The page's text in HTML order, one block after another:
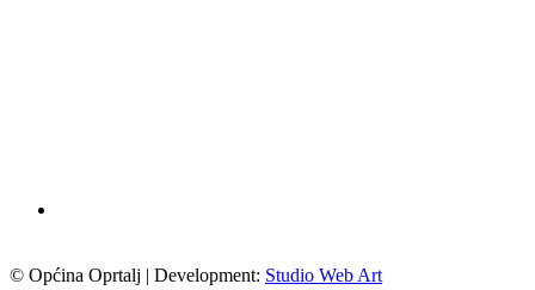
© Općina Oprtalj | Development: Studio Web Art